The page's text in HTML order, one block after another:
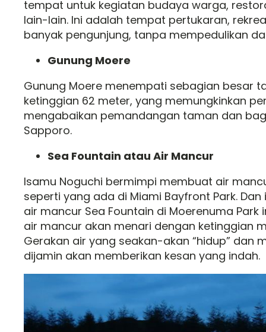
tempat untuk kegiatan budaya warga,
lain-lain. Ini adalah tempat pertukaran,
banyak pengunjung, tanpa mempedulikan
Gunung Moere
Gunung Moere menempati sebagian besar
ketinggian 62 meter, yang memungkinkan
mengabaikan pemandangan taman dan
Sapporo.
Sea Fountain atau Air Mancur
Isamu Noguchi bermimpi membuat air
seperti yang ada di Miami Bayfront Park.
air mancur Sea Fountain di Moerenuma Park
air mancur akan menari dengan ketinggian
Gerakan air yang seakan-akan “hidup” dan
dijamin akan memberikan kesan yang indah.